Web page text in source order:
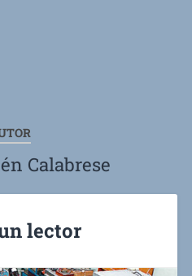
Calabrese
lector